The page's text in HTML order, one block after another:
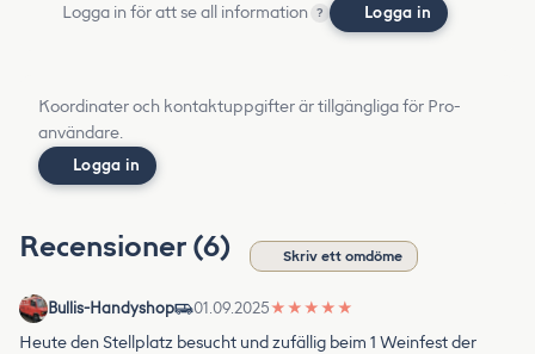
Logga in för att se all information ? Logga in
Koordinater och kontaktuppgifter är tillgängliga för Pro-
användare.
Logga in
Recensioner (6) Skriv ett omdöme
Bullis-Handyshop 01.09.2025★ ★ ★ ★ ★
Heute den Stellplatz besucht und zufällig beim 1 Weinfest der